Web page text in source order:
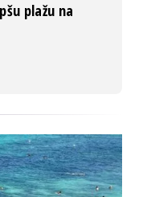
plažu na